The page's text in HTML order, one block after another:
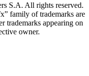
S.A. All rights reserved.
family of trademarks are
appearing on
owner.